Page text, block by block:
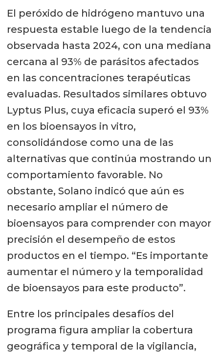
El peróxido de hidrógeno mantuvo una
respuesta estable luego de la tendencia
observada hasta 2024, con una mediana
cercana al 93% de parásitos afectados
en las concentraciones terapéuticas
evaluadas. Resultados similares obtuvo
Lyptus Plus, cuya eficacia superó el 93%
en los bioensayos in vitro,
consolidándose como una de las
alternativas que continúa mostrando un
comportamiento favorable. No
obstante, Solano indicó que aún es
necesario ampliar el número de
bioensayos para comprender con mayor
precisión el desempeño de estos
productos en el tiempo. “Es importante
aumentar el número y la temporalidad
de bioensayos para este producto”.
Entre los principales desafíos del
programa figura ampliar la cobertura
geográfica y temporal de la vigilancia,